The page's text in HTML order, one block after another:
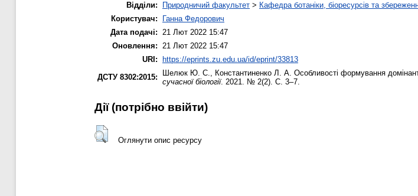
Відділи:
Природничий факультет > Кафедра ботаніки, біоресурсів та
Користувач:
Ганна Федорович
Дата подачі: 21 Лют 2022 15:47
Оновлення: 21 Лют 2022 15:47
URI:
https://eprints.zu.edu.ua/id/eprint/33813
ДСТУ 8302:2015:
Шелюк Ю. С., Константиненко Л. А. Особливості формування
сучасної біології. 2021. № 2(2). С. 3–7.
Дії ​​(потрібно ввійти)
Оглянути опис ресурсу